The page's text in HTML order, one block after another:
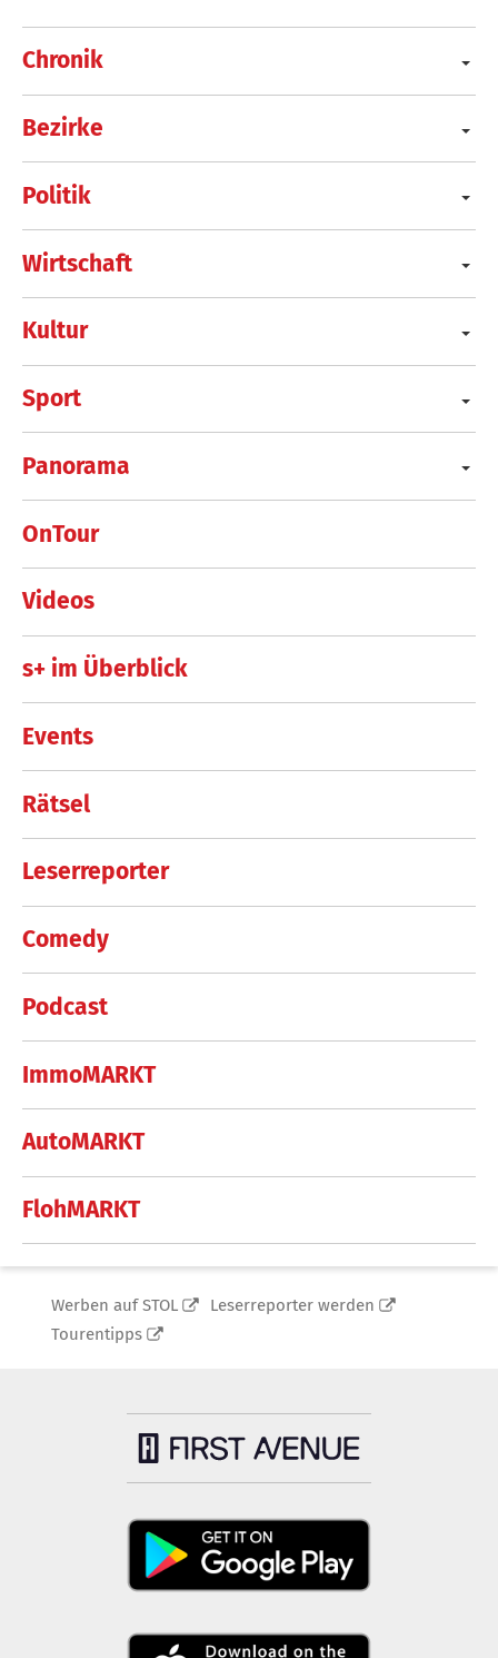
Chronik
Bezirke
Politik
Wirtschaft
Kultur
Sport
Panorama
OnTour
Videos
s+ im Überblick
Events
Rätsel
Leserreporter
Comedy
Podcast
ImmoMARKT
AutoMARKT
FlohMARKT
Werben auf STOL
Leserreporter werden
Tourentipps